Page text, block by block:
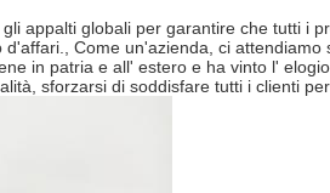
appalti globali per garantire che tutti i
Come un'azienda, ci
in patria e all' estero e ha vinto l'
sforzarsi di soddisfare tutti i clienti